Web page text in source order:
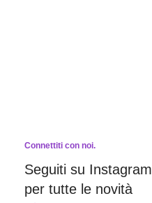
Connettiti con noi.
Seguiti su Instagram
per tutte le novità